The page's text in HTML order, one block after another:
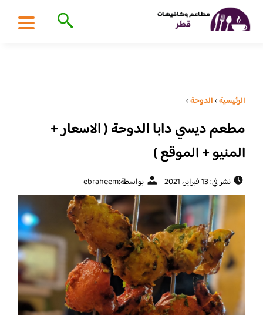
الرئيسية›الدوحة›
مطعم ديسي دابا الدوحة ( الاسعار +
المنيو + الموقع )
نشر في: 13 فبراير، 2021 بواسطة:ebraheem